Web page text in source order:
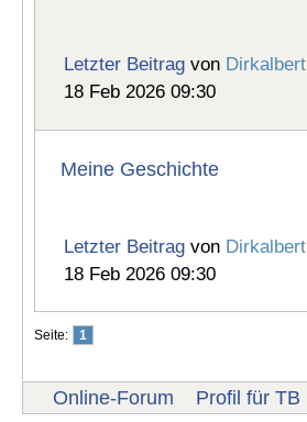
Letzter Beitrag von Dirkalbert
18 Feb 2026 09:30
Meine Geschichte
Letzter Beitrag von Dirkalbert
18 Feb 2026 09:30
Seite: 1
Online-Forum Profil für TB